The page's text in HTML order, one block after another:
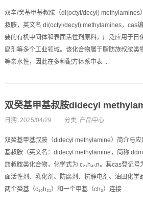
双辛/癸基甲基叔胺（di(octyl/decyl) methylamines
叔胺，英文名 di(octyl/decyl) methylamines，cas
要的有机中间体和表面活性剂原料，广泛应用于日
腐剂等多个工业领域。该化合物属于脂肪族叔胺类
等亲水性，因此在多种配方体系中表 ...
双癸基甲基叔胺didecyl
日期: 2025/04/29 分类: 产品中心
双癸基甲基叔胺（didecyl methylamine）简介与
基叔胺（英文名：didecyl methylamine，简称
族叔胺类化合物，化学式为 c₂₁h₄₅n。其cas登记
面活性剂、乳化剂、防腐剂、抗静电剂、油田化学
两个癸基（c₁₀h₂₁）和一个甲基（ch₃）连接 ...